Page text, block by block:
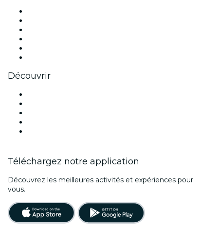
Découvrir
Téléchargez notre application
Découvrez les meilleures activités et expériences pour
vous.